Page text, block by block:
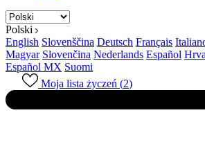
Polski
English Slovenščina Deutsch Français
Magyar Slovenčina Nederlands Español
Español MX Suomi
Moja lista życzeń (2)